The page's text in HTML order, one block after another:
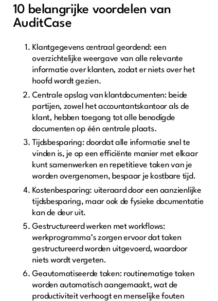
10 belangrijke voordelen van
AuditCase
Klantgegevens centraal geordend: een
overzichtelijke weergave van alle relevante
informatie over klanten, zodat er niets over het
hoofd wordt gezien.
Centrale opslag van klantdocumenten: beide
partijen, zowel het accountantskantoor als de
klant, hebben toegang tot alle benodigde
documenten op één centrale plaats.
Tijdsbesparing: doordat alle informatie snel te
vinden is, je op een efficiënte manier met elkaar
kunt samenwerken en repetitieve taken van je
worden overgenomen, bespaar je kostbare tijd.
Kostenbesparing: uiteraard door een aanzienlijke
tijdsbesparing, maar ook de fysieke documentatie
kan de deur uit.
Gestructureerd werken met workflows:
werkprogramma’s zorgen ervoor dat taken
gestructureerd worden uitgevoerd, waardoor
niets wordt vergeten.
Geautomatiseerde taken: routinematige taken
worden automatisch aangemaakt, wat de
productiviteit verhoogt en menselijke fouten